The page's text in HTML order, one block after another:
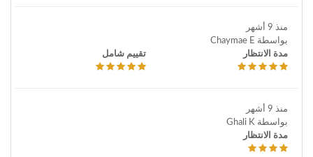
منذ 9 أشهر
بواسطة Chaymae E
مدة الانتظار
تقييم شامل
منذ 9 أشهر
بواسطة Ghali K
مدة الانتظار